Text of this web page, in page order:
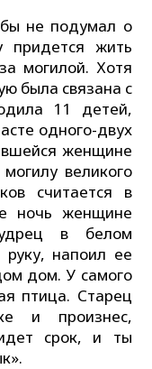
не подумал о
жить
могилой. Хотя
была связана с
11 детей,
одного-двух
женщине
великого
считается в
ночь женщине
в белом
напоил ее
дом. У самого
птица. Старец
и произнес,
срок, и ты